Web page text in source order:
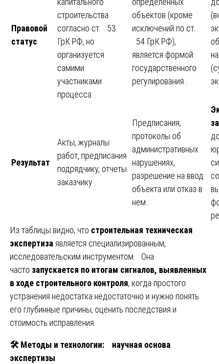
Правовой
статус
строительства
согласно ст. 53
ГрК РФ, но
организуется
самими
участниками
процесса .
объектов (кроме
исключений по ст.
54 ГрК РФ),
является формой
государственного
регулирования .
Результат
Акты, журналы
работ, предписания
подрядчику, отчеты
заказчику .
Предписания,
протоколы об
административных
нарушениях,
разрешение на ввод
объекта или отказ в
нем .
Из таблицы видно, что строительная техническая
экспертиза является специализированным,
исследовательским инструментом. Она
часто запускается по итогам сигналов, выявленных
в ходе строительного контроля, когда простого
устранения недостатка недостаточно и нужно понять
его глубинные причины, оценить последствия и
стоимость исправления.
🛠 ️ Методы и технологии: научная основа
экспертизы